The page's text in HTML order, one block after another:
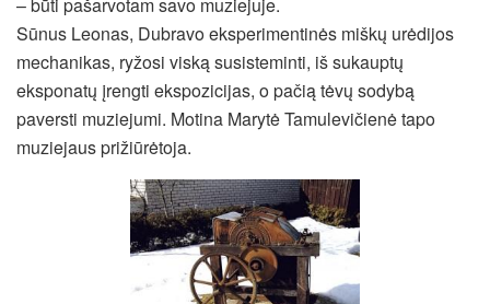
Sūnus Leonas, Dubravo eksperimentinės miškų urėdijos
mechanikas, ryžosi viską susisteminti, iš sukauptų
eksponatų įrengti ekspozicijas, o pačią tėvų sodybą
paversti muziejumi. Motina Marytė Tamulevičienė tapo
muziejaus prižiūrėtoja.